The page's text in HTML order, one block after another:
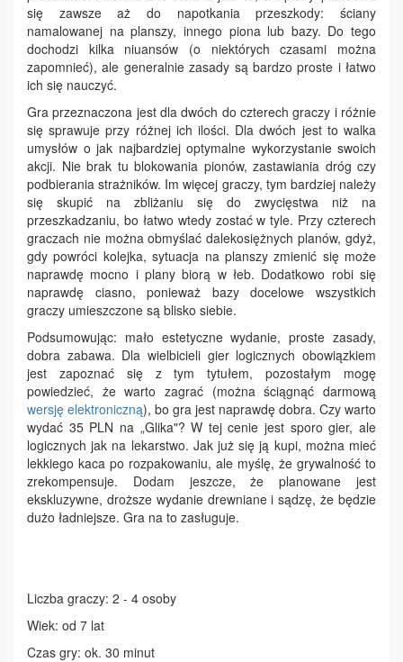
się zawsze aż do napotkania przeszkody: ściany
namalowanej na planszy, innego piona lub bazy. Do tego
dochodzi kilka niuansów (o niektórych czasami można
zapomnieć), ale generalnie zasady są bardzo proste i łatwo
ich się nauczyć.
Gra przeznaczona jest dla dwóch do czterech graczy i różnie
się sprawuje przy różnej ich ilości. Dla dwóch jest to walka
umysłów o jak najbardziej optymalne wykorzystanie swoich
akcji. Nie brak tu blokowania pionów, zastawiania dróg czy
podbierania strażników. Im więcej graczy, tym bardziej należy
się skupić na zbliżaniu się do zwycięstwa niż na
przeszkadzaniu, bo łatwo wtedy zostać w tyle. Przy czterech
graczach nie można obmyślać dalekosiężnych planów, gdyż,
gdy powróci kolejka, sytuacja na planszy zmienić się może
naprawdę mocno i plany biorą w łeb. Dodatkowo robi się
naprawdę ciasno, ponieważ bazy docelowe wszystkich
graczy umieszczone są blisko siebie.
Podsumowując: mało estetyczne wydanie, proste zasady,
dobra zabawa. Dla wielbicieli gier logicznych obowiązkiem
jest zapoznać się z tym tytułem, pozostałym mogę
powiedzieć, że warto zagrać (można ściągnąć darmową
wersję elektroniczną), bo gra jest naprawdę dobra. Czy warto
wydać 35 PLN na „Glika"? W tej cenie jest sporo gier, ale
logicznych jak na lekarstwo. Jak już się ją kupi, można mieć
lekkiego kaca po rozpakowaniu, ale myślę, że grywalność to
zrekompensuje. Dodam jeszcze, że planowane jest
ekskluzywne, droższe wydanie drewniane i sądzę, że będzie
dużo ładniejsze. Gra na to zasługuje.
Liczba graczy: 2 - 4 osoby
Wiek: od 7 lat
Czas gry: ok. 30 minut